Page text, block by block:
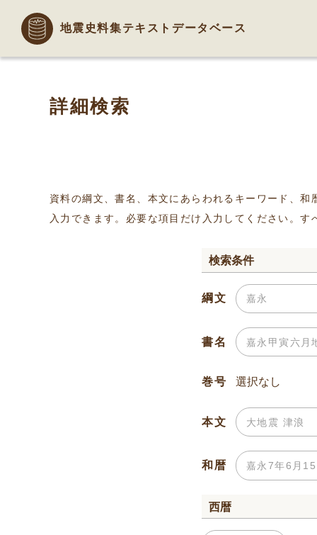
地震史料集テキストデータベース
詳細検索
資料の綱文、書名、本文にあらわれるキーワード、
入力できます。必要な項目だけ入力してください。
検索条件
綱文
書名
巻号
本文
和暦
西暦